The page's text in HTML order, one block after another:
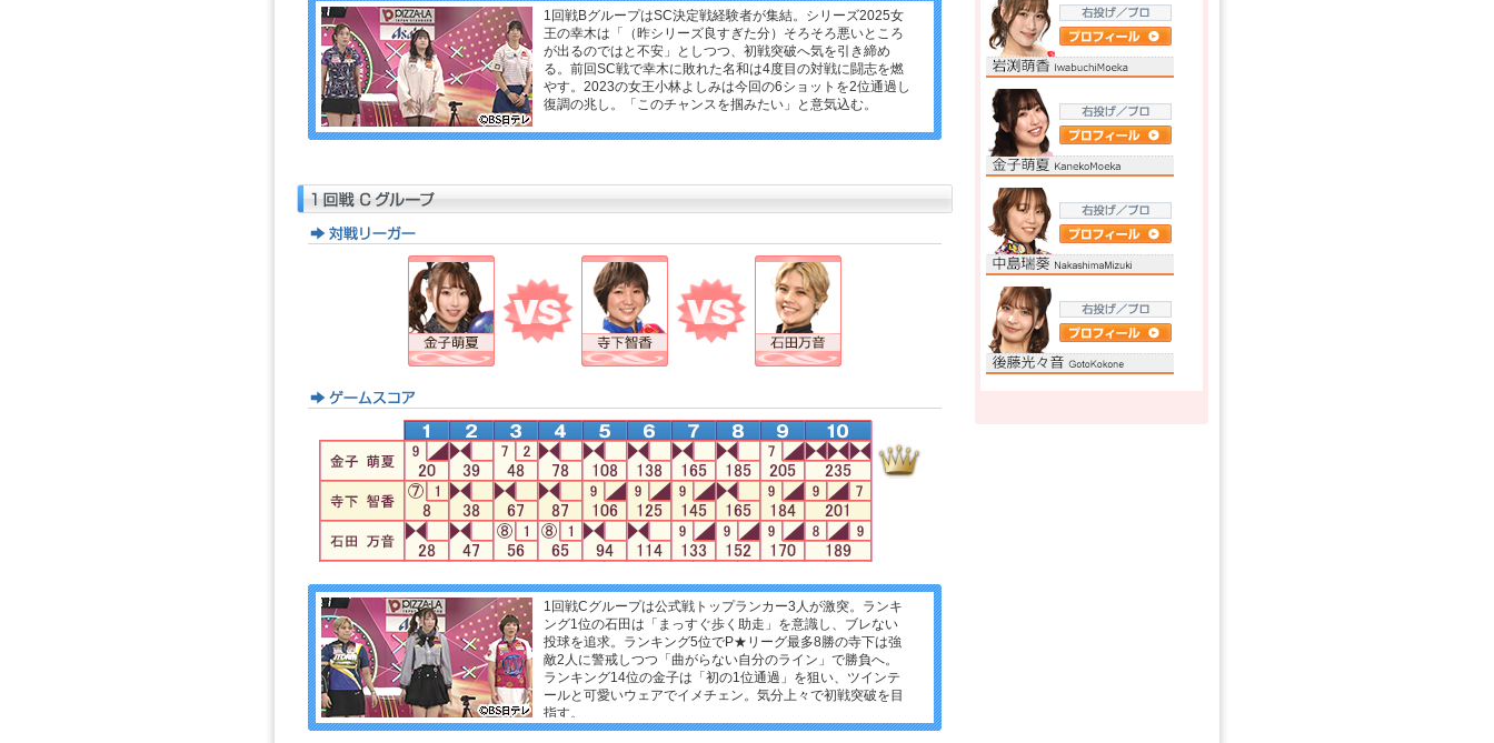
1回戦BグループはSC決定戦経験者が集結。シリーズ2025女
王の幸木は「（昨シリーズ良すぎた分）そろそろ悪いところ
が出るのではと不安」としつつ、初戦突破へ気を引き締め
る。前回SC戦で幸木に敗れた名和は4度目の対戦に闘志を燃
やす。2023の女王小林よしみは今回の6ショットを2位通過し
復調の兆し。「このチャンスを掴みたい」と意気込む。
1回戦Cグループは公式戦トップランカー3人が激突。ランキ
ング1位の石田は「まっすぐ歩く助走」を意識し、ブレない
投球を追求。ランキング5位でP★リーグ最多8勝の寺下は強
敵2人に警戒しつつ「曲がらない自分のライン」で勝負へ。
ランキング14位の金子は「初の1位通過」を狙い、ツインテ
ールと可愛いウェアでイメチェン。気分上々で初戦突破を目
指す。